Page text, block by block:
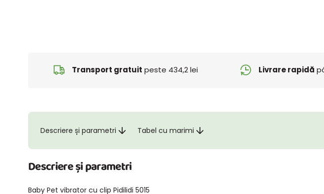
Transport gratuit peste 434,2 lei Livrare rapidă
Descriere și parametri Tabel cu marimi
Descriere și parametri
Baby Pet vibrator cu clip Pidilidi 5015